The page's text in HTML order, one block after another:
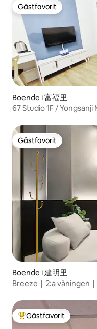
Gästfavorit
Gästfavorit
Boende i 富福里
67 Studio 1F /
Bottenvåning utan
Gästfavorit
Gästfavorit
Boende i 建明里
Breeze｜2:a våningen
Mat och shopping｜
Populär gästfavorit
Gästfavorit